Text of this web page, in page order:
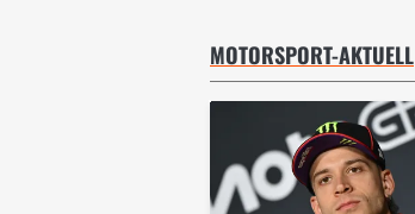
MOTORSPORT-AKTUELL